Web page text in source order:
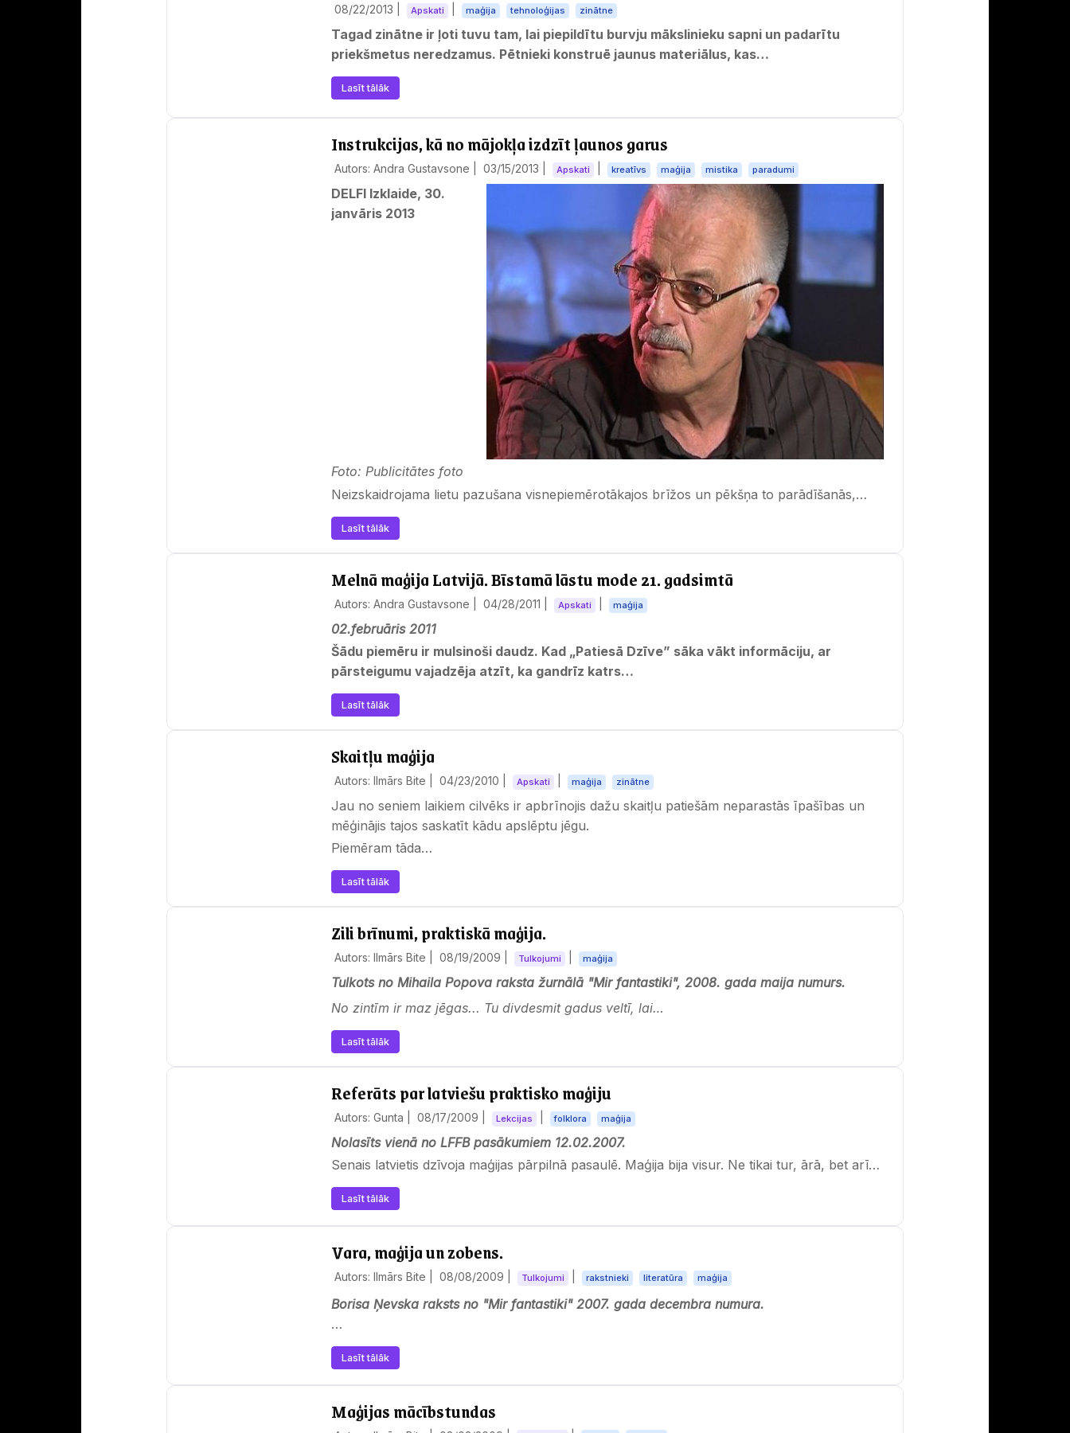
08/22/2013 Apskati maģija tehnoloģijas zinātne
Tagad zinātne ir ļoti tuvu tam, lai piepildītu burvju mākslinieku sapni un padarītu
priekšmetus neredzamus. Pētnieki konstruē jaunus materiālus, kas…
Lasīt tālāk
Instrukcijas, kā no mājokļa izdzīt ļaunos garus
Autors: Andra Gustavsone | 03/15/2013 Apskati kreatīvs maģija mistika paradumi
DELFI Izklaide, 30.
janvāris 2013
Foto: Publicitātes foto
Neizskaidrojama lietu pazušana visnepiemērotākajos brīžos un pēkšņa to parādīšanās,…
Lasīt tālāk
Melnā maģija Latvijā. Bīstamā lāstu mode 21. gadsimtā
Autors: Andra Gustavsone | 04/28/2011 Apskati maģija
02.februāris 2011
Šādu piemēru ir mulsinoši daudz. Kad „Patiesā Dzīve” sāka vākt informāciju, ar
pārsteigumu vajadzēja atzīt, ka gandrīz katrs…
Lasīt tālāk
Skaitļu maģija
Autors: Ilmārs Bite | 04/23/2010 Apskati maģija zinātne
Jau no seniem laikiem cilvēks ir apbrīnojis dažu skaitļu patiešām neparastās īpašības un
mēģinājis tajos saskatīt kādu apslēptu jēgu.
Piemēram tāda…
Lasīt tālāk
Zili brīnumi, praktiskā maģija.
Autors: Ilmārs Bite | 08/19/2009 Tulkojumi maģija
Tulkots no Mihaila Popova raksta žurnālā "Mir fantastiki", 2008. gada maija numurs.
No zintīm ir maz jēgas... Tu divdesmit gadus veltī, lai…
Lasīt tālāk
Referāts par latviešu praktisko maģiju
Autors: Gunta | 08/17/2009 Lekcijas folklora maģija
Nolasīts vienā no LFFB pasākumiem 12.02.2007.
Senais latvietis dzīvoja maģijas pārpilnā pasaulē. Maģija bija visur. Ne tikai tur, ārā, bet arī…
Lasīt tālāk
Vara, maģija un zobens.
Autors: Ilmārs Bite | 08/08/2009 Tulkojumi rakstnieki literatūra maģija
Borisa Ņevska raksts no "Mir fantastiki" 2007. gada decembra numura.
Gadās, ka es nesaprotu, no kurienes nāk materiāls - es tikai zinu, ka jābūt tieši…
Lasīt tālāk
Maģijas mācībstundas